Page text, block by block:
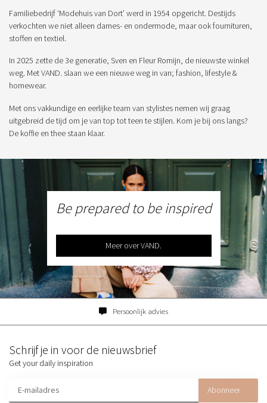
Familiebedrijf ‘Modehuis van Dort’ werd in 1954 opgericht. Destijds
verkochten we niet alleen dames- en ondermode, maar ook fournituren,
stoffen en textiel.
In 2025 zette de 3e generatie, Sven en Fleur Romijn, de nieuwste winkel
weg. Met VAND. slaan we een nieuwe weg in van; fashion, lifestyle &
homewear.
Met ons vakkundige en eerlijke team van stylistes nemen wij graag
uitgebreid de tijd om je van top tot teen te stijlen. Kom je bij ons langs?
De koffie en thee staan klaar.
Be prepared to be inspired
Meer over VAND.
Persoonlijk advies
Schrijf je in voor de nieuwsbrief
Get your daily inspiration
Abonneer